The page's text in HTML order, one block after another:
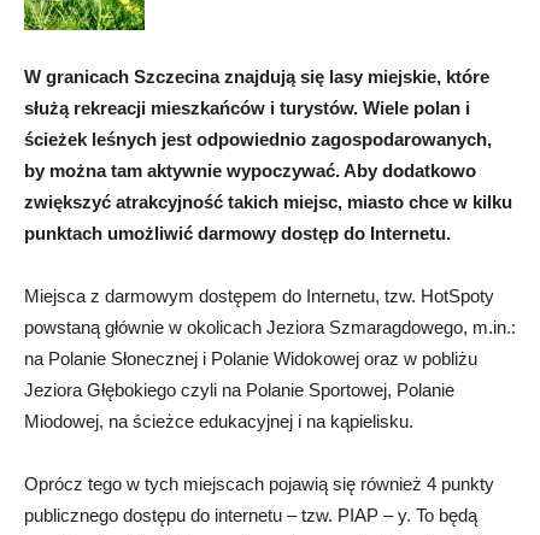
W granicach Szczecina znajdują się lasy miejskie, które
służą rekreacji mieszkańców i turystów. Wiele polan i
ścieżek leśnych jest odpowiednio zagospodarowanych,
by można tam aktywnie wypoczywać. Aby dodatkowo
zwiększyć atrakcyjność takich miejsc, miasto chce w kilku
punktach umożliwić darmowy dostęp do Internetu.
Miejsca z darmowym dostępem do Internetu, tzw. HotSpoty
powstaną głównie w okolicach Jeziora Szmaragdowego, m.in.:
na Polanie Słonecznej i Polanie Widokowej oraz w pobliżu
Jeziora Głębokiego czyli na Polanie Sportowej, Polanie
Miodowej, na ścieżce edukacyjnej i na kąpielisku.
Oprócz tego w tych miejscach pojawią się również 4 punkty
publicznego dostępu do internetu – tzw. PIAP – y. To będą